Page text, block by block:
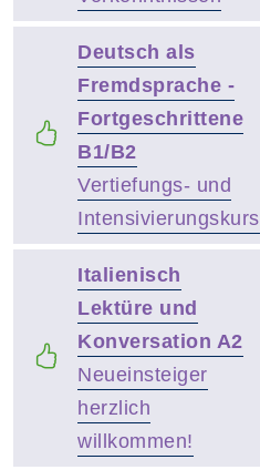
Deutsch als
Fremdsprache -
Fortgeschrittene
B1/B2
Vertiefungs- und
Intensivierungskurs
Italienisch
Lektüre und
Konversation A2
Neueinsteiger
herzlich
willkommen!